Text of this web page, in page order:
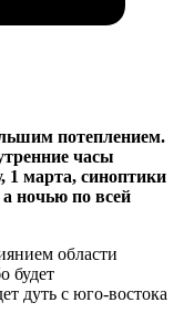
потеплением.
часы
1 марта, синоптики
ночью по всей
области
будет
дуть с юго-востока